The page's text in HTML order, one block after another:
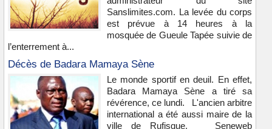
Sanslimites.com. La levée du corps
est prévue à 14 heures à la
mosquée de Gueule Tapée suivie de
l’enterrement à...
Décès de Badara Mamaya Sène
Le monde sportif en deuil. En effet,
Badara Mamaya Sène a tiré sa
révérence, ce lundi. L'ancien arbitre
international a été aussi maire de la
ville de Rufisque. Seneweb